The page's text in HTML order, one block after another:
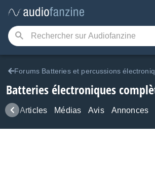
Forums Batteries et percussions
Batteries électroniques
Articles Médias Avis Annonces